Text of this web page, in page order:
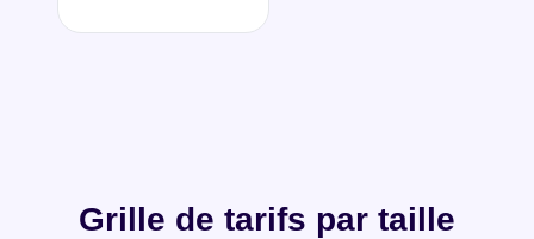
Grille de tarifs par taille